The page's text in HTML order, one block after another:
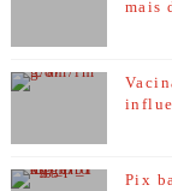
mais
Pix